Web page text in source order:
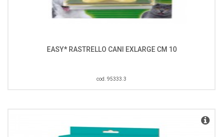
EASY* RASTRELLO CANI EXLARGE CM 10
cod. 95333.3